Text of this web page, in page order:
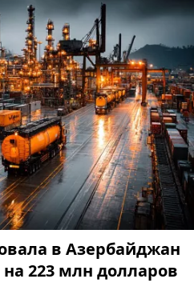
в Азербайджан
223 млн долларов